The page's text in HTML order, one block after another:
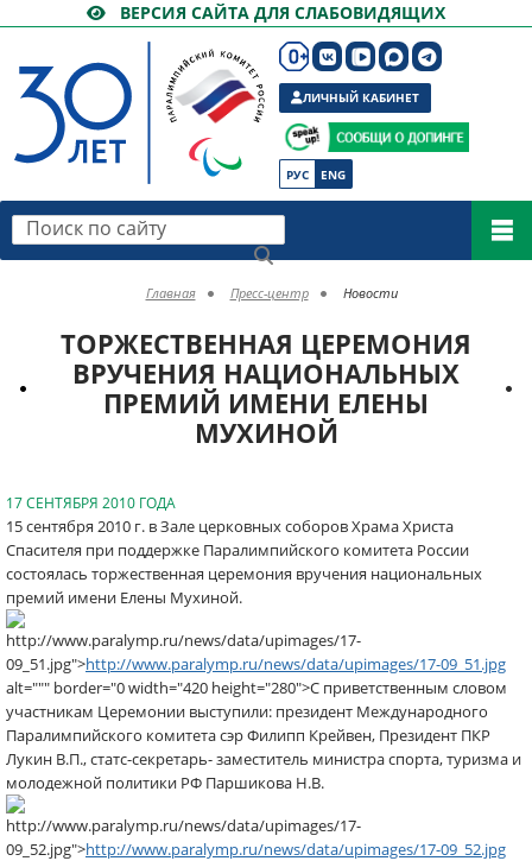
ВЕРСИЯ САЙТА ДЛЯ СЛАБОВИДЯЩИХ
РУС ENG
ЛИЧНЫЙ КАБИНЕТ
Поиск по сайту
Главная Пресс-центр Новости
ТОРЖЕСТВЕННАЯ ЦЕРЕМОНИЯ
ВРУЧЕНИЯ НАЦИОНАЛЬНЫХ
ПРЕМИЙ ИМЕНИ ЕЛЕНЫ
МУХИНОЙ
17 СЕНТЯБРЯ 2010 ГОДА
15 сентября 2010 г. в Зале церковных соборов Храма Христа
Спасителя при поддержке Паралимпийского комитета России
состоялась торжественная церемония вручения национальных
премий имени Елены Мухиной.
http://www.paralymp.ru/news/data/upimages/17-
09_51.jpg">http://www.paralymp.ru/news/data/upimages/17-09_51.jpg
alt=""" border="0 width="420 height="280">С приветственным словом
участникам Церемонии выступили: президент Международного
Паралимпийского комитета сэр Филипп Крейвен, Президент ПКР
Лукин В.П., статс-секретарь- заместитель министра спорта, туризма и
молодежной политики РФ Паршикова Н.В.
http://www.paralymp.ru/news/data/upimages/17-
09_52.jpg">http://www.paralymp.ru/news/data/upimages/17-09_52.jpg